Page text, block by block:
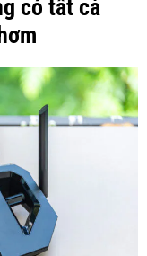
có tất cả